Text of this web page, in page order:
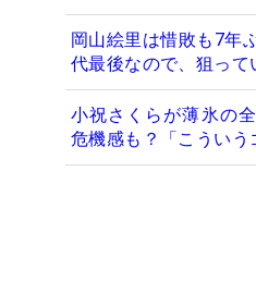
岡山絵里は惜敗も7年
代最後なので、狙って
小祝さくらが薄氷の
危機感も？「こういう